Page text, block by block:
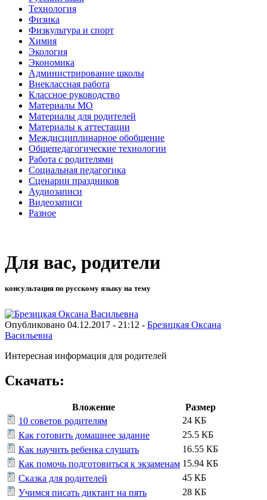
Технология
Физика
Физкультура и спорт
Химия
Экология
Экономика
Администрирование школы
Внеклассная работа
Классное руководство
Материалы МО
Материалы для родителей
Материалы к аттестации
Междисциплинарное обобщение
Общепедагогические технологии
Работа с родителями
Социальная педагогика
Сценарии праздников
Аудиозаписи
Видеозаписи
Разное
Для вас, родители
консультация по русскому языку на тему
Опубликовано 04.12.2017 - 21:12 - Брезицкая Оксана
Васильевна
Интересная информация для родителей
Скачать:
Вложение
Размер
10 советов родителям
24 КБ
Как готовить домашнее задание
25.5 КБ
Как научить ребенка слушать
16.55 КБ
Как помочь подготовиться к экзаменам 15.94 КБ
Сказка для родителей
45 КБ
Учимся писать диктант на пять
28 КБ